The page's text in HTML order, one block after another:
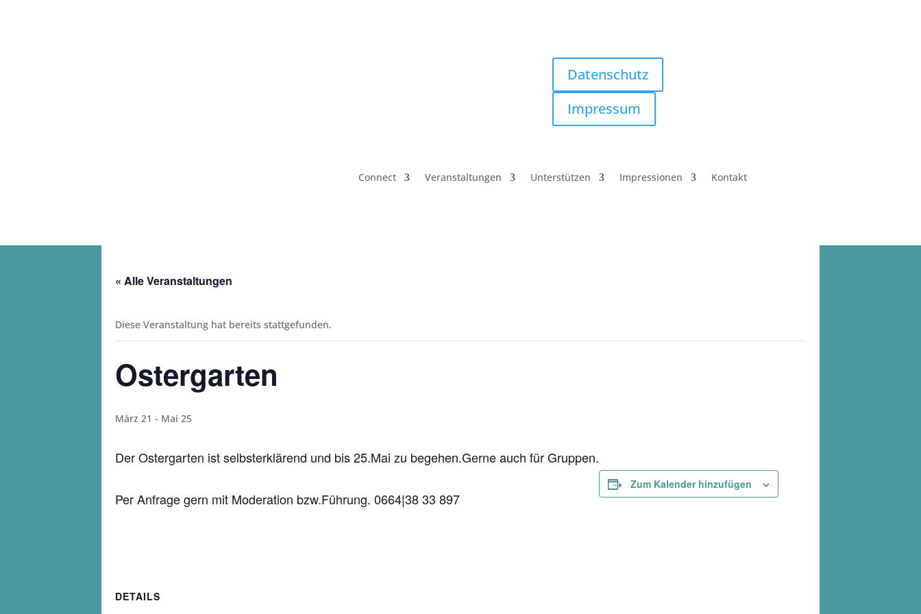
Datenschutz
Impressum
Connect Veranstaltungen Unterstützen Impressionen Kontakt
« Alle Veranstaltungen
Diese Veranstaltung hat bereits stattgefunden.
Ostergarten
März 21 - Mai 25
Der Ostergarten ist selbsterklärend und bis 25.Mai zu begehen.Gerne auch für Gruppen.
Per Anfrage gern mit Moderation bzw.Führung. 0664|38 33 897
Zum Kalender hinzufügen
DETAILS